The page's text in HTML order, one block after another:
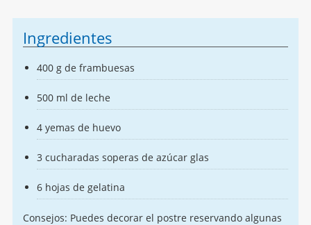
Ingredientes
400 g de frambuesas
500 ml de leche
4 yemas de huevo
3 cucharadas soperas de azúcar glas
6 hojas de gelatina
Consejos: Puedes decorar el postre reservando algunas